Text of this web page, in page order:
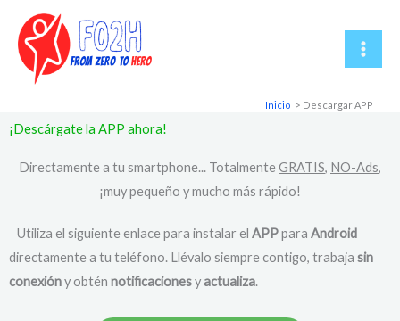
contenido
Inicio Descargar APP
¡Descárgate la APP ahora!
Directamente a tu smartphone... TotalmenteGRATIS, NO-Ads,
¡muy pequeño y mucho más rápido!
Utiliza el siguiente enlace para instalar el APPpara Android
directamente a tu teléfono. Llévalo siempre contigo, trabaja sin
conexióny obtén notificacionesyactualiza.